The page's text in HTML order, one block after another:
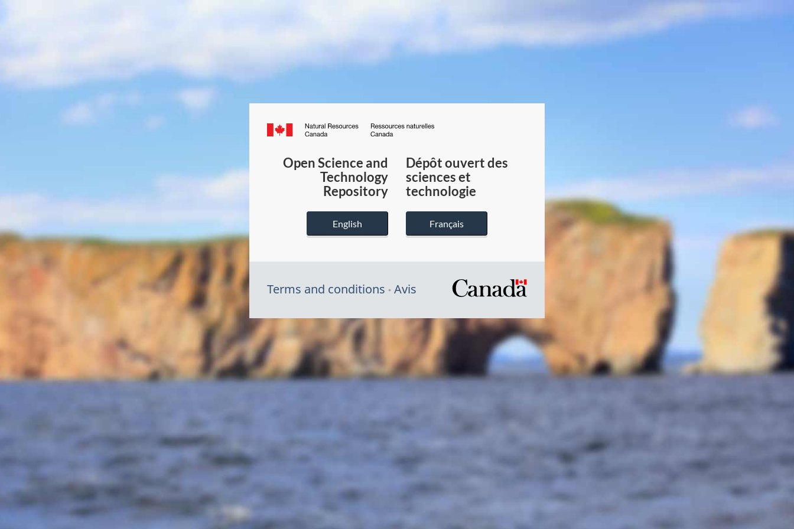
Canada.ca
du
Canada
Open Science and
Technology
Repository
English
Dépôt ouvert des
sciences et
technologie
Français
Terms and conditions Avis
/
du
gouvernement
du